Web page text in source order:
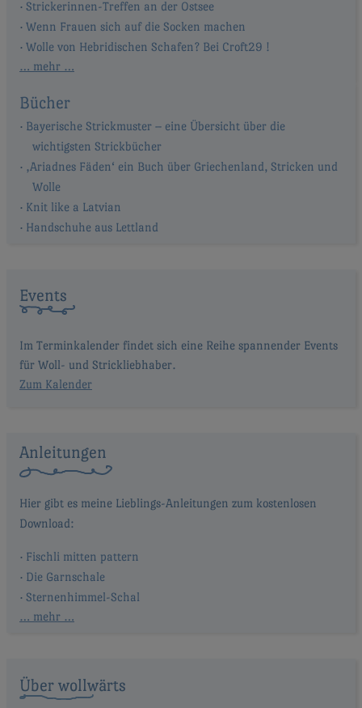
Strickerinnen-Treffen an der Ostsee
Wenn Frauen sich auf die Socken machen
Wolle von Hebridischen Schafen? Bei Croft29 !
… mehr …
Bücher
Bayerische Strickmuster – eine Übersicht über die
wichtigsten Strickbücher
‚Ariadnes Fäden‘ ein Buch über Griechenland, Stricken und
Wolle
Knit like a Latvian
Handschuhe aus Lettland
Events
Im Terminkalender findet sich eine Reihe spannender Events
für Woll- und Strickliebhaber.
Zum Kalender
Anleitungen
Fischli mitten pattern
Die Garnschale
Sternenhimmel-Schal
… mehr …
Über wollwärts